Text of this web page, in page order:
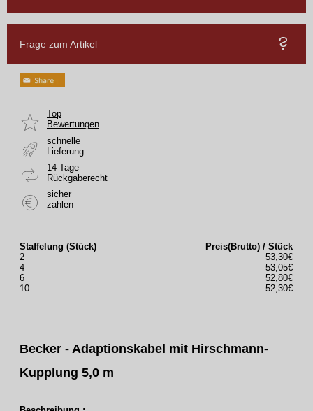
Frage zum Artikel
Top
Bewertungen
schnelle
Lieferung
14 Tage
Rückgaberecht
sicher
zahlen
Staffelung (Stück)
Preis(Brutto) / Stück
2
53,30€
4
53,05€
6
52,80€
10
52,30€
Becker - Adaptionskabel mit Hirschmann-
Kupplung 5,0 m